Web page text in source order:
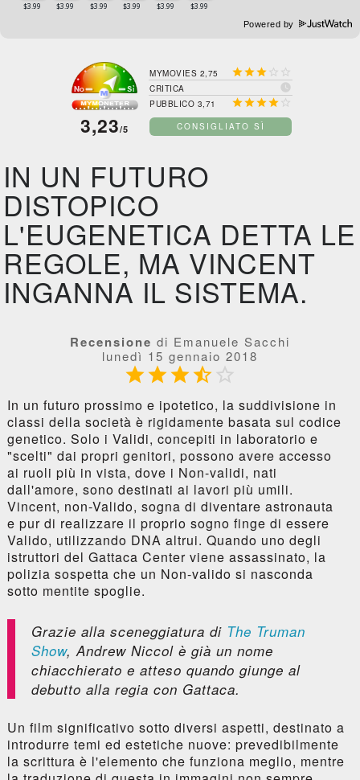
Powered by
3,23/5
MYMOVIES 2,75   
CRITICA 
PUBBLICO 3,71  
CONSIGLIATO SÌ
IN UN FUTURO
DISTOPICO
L'EUGENETICA DETTA LE
REGOLE, MA VINCENT
INGANNA IL SISTEMA.
Recensione di Emanuele Sacchi
lunedì 15 gennaio 2018
 
In un futuro prossimo e ipotetico, la suddivisione in
classi della società è rigidamente basata sul codice
genetico. Solo i Validi, concepiti in laboratorio e
"scelti" dai propri genitori, possono avere accesso
ai ruoli più in vista, dove i Non-validi, nati
dall'amore, sono destinati ai lavori più umili.
Vincent, non-Valido, sogna di diventare astronauta
e pur di realizzare il proprio sogno finge di essere
Valido, utilizzando DNA altrui. Quando uno degli
istruttori del Gattaca Center viene assassinato, la
polizia sospetta che un Non-valido si nasconda
sotto mentite spoglie.
Grazie alla sceneggiatura di The Truman
Show, Andrew Niccol è già un nome
chiacchierato e atteso quando giunge al
debutto alla regia con Gattaca.
Un film significativo sotto diversi aspetti, destinato a
introdurre temi ed estetiche nuove: prevedibilmente
la scrittura è l'elemento che funziona meglio, mentre